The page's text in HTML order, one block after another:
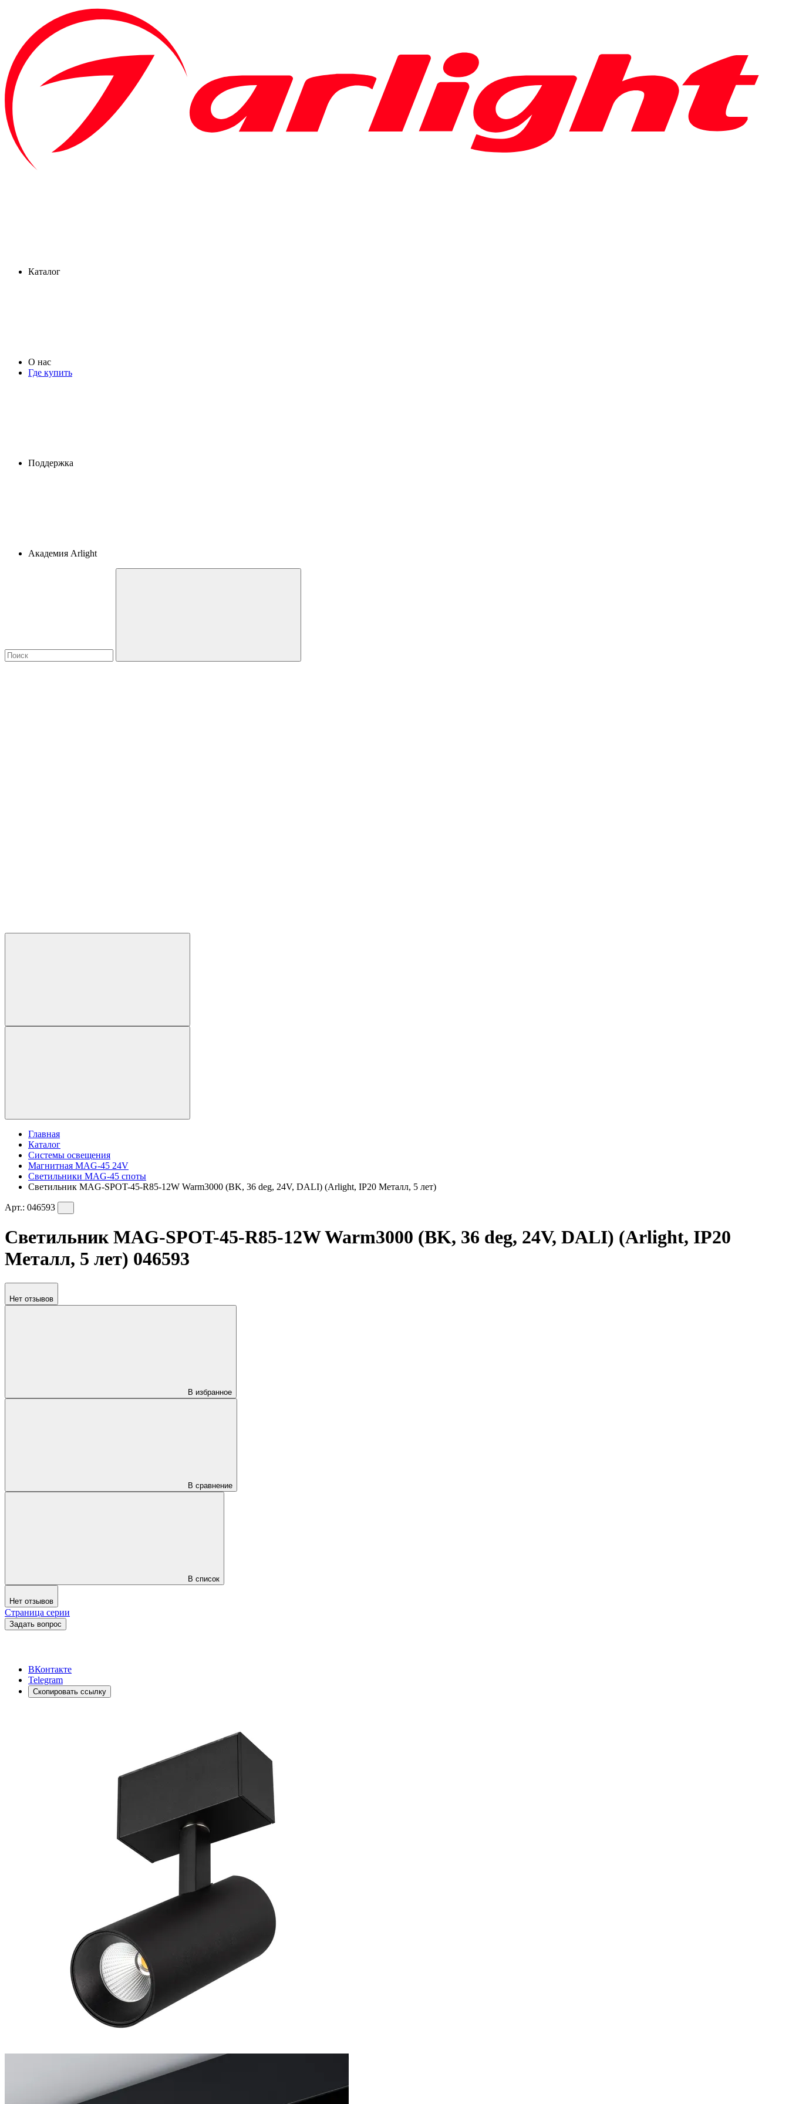
Каталог
О нас
Где купить
Поддержка
Академия Arlight
Главная
Каталог
Системы освещения
Магнитная MAG-45 24V
Светильники MAG-45 споты
Светильник MAG-SPOT-45-R85-12W Warm3000 (BK, 36 deg, 24V, DALI) (Arlight, IP20 Металл, 5 лет)
Арт.: 046593
Светильник MAG-SPOT-45-R85-12W Warm3000 (BK, 36 deg, 24V, DALI) (Arlight, IP20
Металл, 5 лет) 046593
Нет отзывов
В избранное
В сравнение
В список
Нет отзывов
Страница серии
Задать вопрос
ВКонтакте
Telegram
Скопировать ссылку